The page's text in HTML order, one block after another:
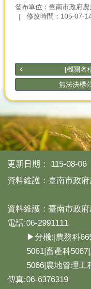
發布單位：臺南市政府農
修改時間：105-07-
[機關名
無法決標
更新日期：
115-08-06
資料維護：臺南市政
資料維護：臺南市政
電話:06-2991111
▶分機:|農務科
5061|畜產科
5066|農地管理工
傳真:06-6376319